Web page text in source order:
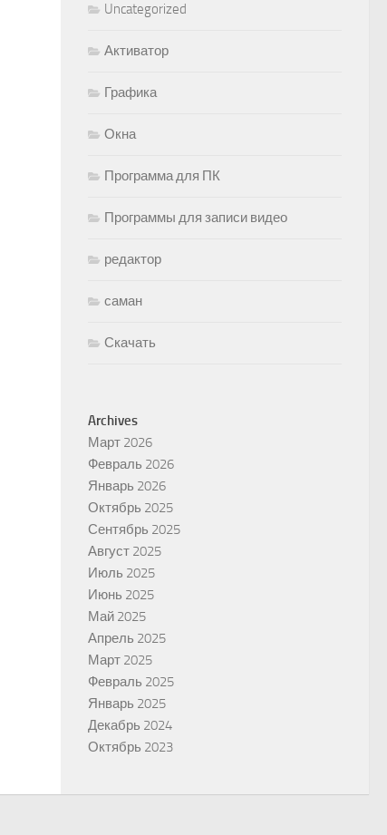
Uncategorized
Активатор
Графика
Окна
Программа для ПК
Программы для записи видео
редактор
саман
Скачать
Archives
Март 2026
Февраль 2026
Январь 2026
Октябрь 2025
Сентябрь 2025
Август 2025
Июль 2025
Июнь 2025
Май 2025
Апрель 2025
Март 2025
Февраль 2025
Январь 2025
Декабрь 2024
Октябрь 2023